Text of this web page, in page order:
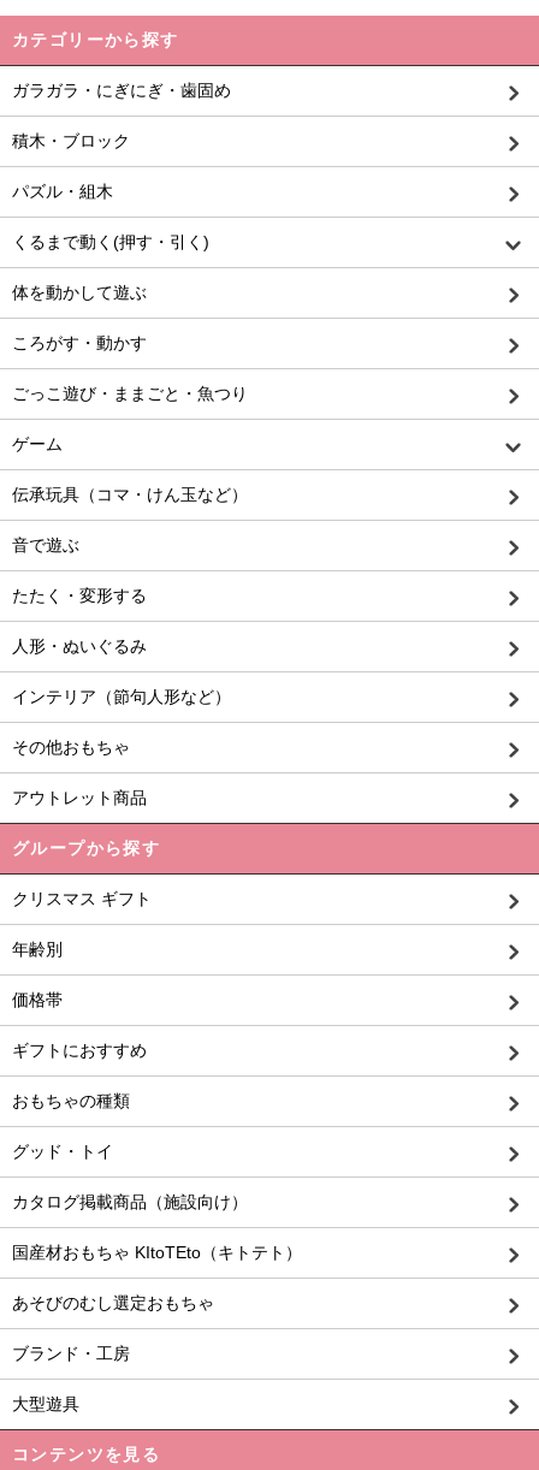
カテゴリーから探す
ガラガラ・にぎにぎ・歯固め
積木・ブロック
パズル・組木
くるまで動く(押す・引く)
体を動かして遊ぶ
ころがす・動かす
ごっこ遊び・ままごと・魚つり
ゲーム
伝承玩具（コマ・けん玉など）
音で遊ぶ
たたく・変形する
人形・ぬいぐるみ
インテリア（節句人形など）
その他おもちゃ
アウトレット商品
グループから探す
クリスマス ギフト
年齢別
価格帯
ギフトにおすすめ
おもちゃの種類
グッド・トイ
カタログ掲載商品（施設向け）
国産材おもちゃ KItoTEto（キトテト）
あそびのむし選定おもちゃ
ブランド・工房
大型遊具
コンテンツを見る